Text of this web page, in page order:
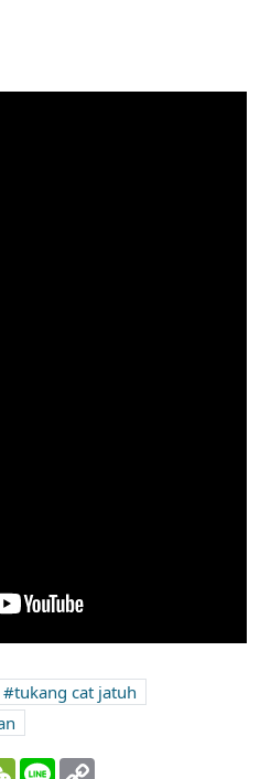
tukang cat jatuh
WeChatLine